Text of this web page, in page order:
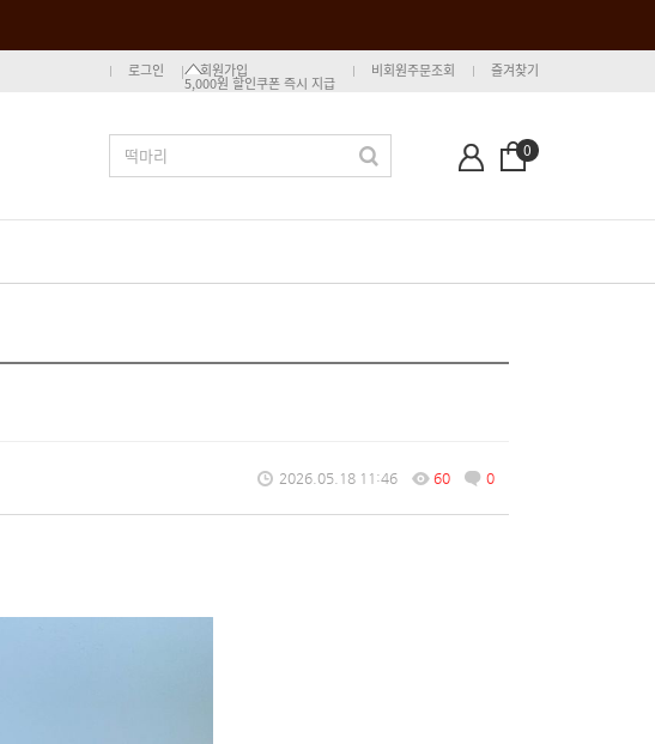
로그인 회원가입
5,000원 할인쿠폰 즉시 지급
비회원주문조회 즐겨찾기
0
2026.05.18 11:46 60 0